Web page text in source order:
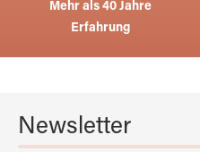
Mehr als 40 Jahre
Erfahrung
Newsletter